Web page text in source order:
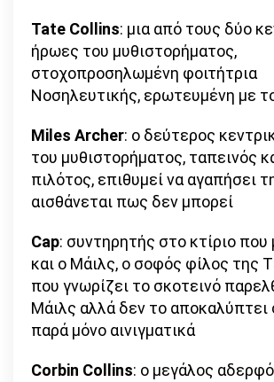
Tate Collins: μια από τους δύο
ήρωες του μυθιστορήματος,
στοχοπροσηλωμένη φοιτήτρια
Νοσηλευτικής, ερωτευμένη με
Miles Archer: ο δεύτερος
του μυθιστορήματος, ταπεινός
πιλότος, επιθυμεί να αγαπήσει
αισθάνεται πως δεν μπορεί
Cap: συντηρητής στο κτίριο που
και ο Μάιλς, ο σοφός φίλος της
που γνωρίζει το σκοτεινό
Μάιλς αλλά δεν το αποκαλύπτει
παρά μόνο αινιγματικά
Corbin Collins: ο μεγάλος